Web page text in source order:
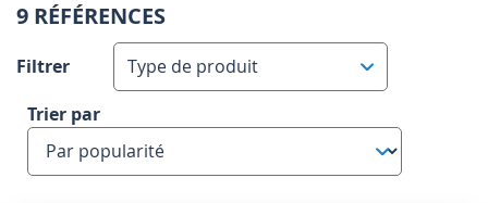
9 RÉFÉRENCES
Filtrer
Type de produit
Trier par